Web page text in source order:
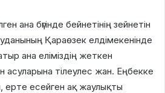
ана бүгінде бейнетінің зейнетін
Қараөзек елдімекенінде
ана еліміздің жеткен
асуларына тілеулес жан. Еңбекке
ерте есейген ақ жаулықты